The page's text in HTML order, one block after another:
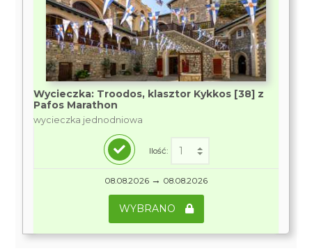
Wycieczka: Troodos, klasztor Kykkos [38] z
Pafos Marathon
wycieczka jednodniowa
Ilość:
08.08.2026 → 08.08.2026
WYBRANO